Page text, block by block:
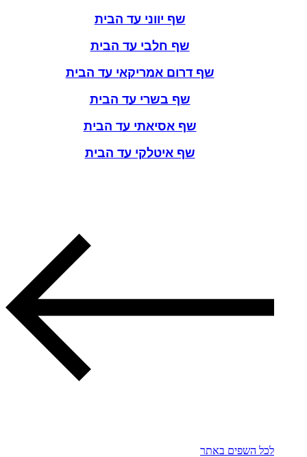
שף יווני עד הבית
שף חלבי עד הבית
שף דרום אמריקאי עד הבית
שף בשרי עד הבית
שף אסיאתי עד הבית
שף איטלקי עד הבית
לכל השפים באתר